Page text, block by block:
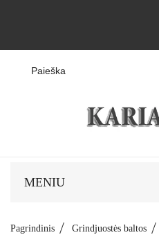
Paieška
MENIU
Pagrindinis Grindjuostės baltos